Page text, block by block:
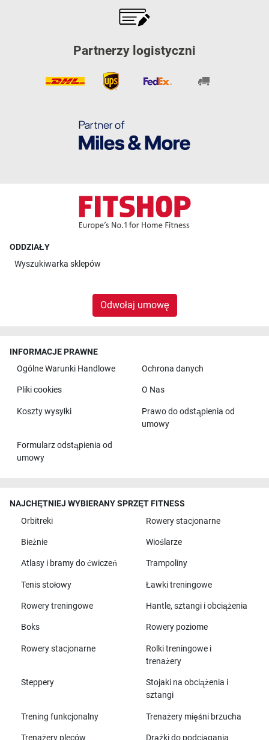
Partnerzy logistyczni
ODDZIAŁY
Wyszukiwarka sklepów
Odwołaj umowę
INFORMACJE PRAWNE
Ogólne Warunki Handlowe
Ochrona danych
Pliki cookies O Nas
Koszty wysyłki
Prawo do odstąpienia od
umowy
Formularz odstąpienia od
umowy
NAJCHĘTNIEJ WYBIERANY SPRZĘT FITNESS
Orbitreki
Rowery stacjonarne
Bieżnie Wioślarze
Atlasy i bramy do ćwiczeń Trampoliny
Tenis stołowy Ławki treningowe
Rowery treningowe Hantle, sztangi i obciążenia
Boks Rowery poziome
Rowery stacjonarne
Rolki treningowe i
trenażery
Steppery
Stojaki na obciążenia i
sztangi
Trening funkcjonalny Trenażery mięśni brzucha
Trenażery pleców Drążki do podciągania